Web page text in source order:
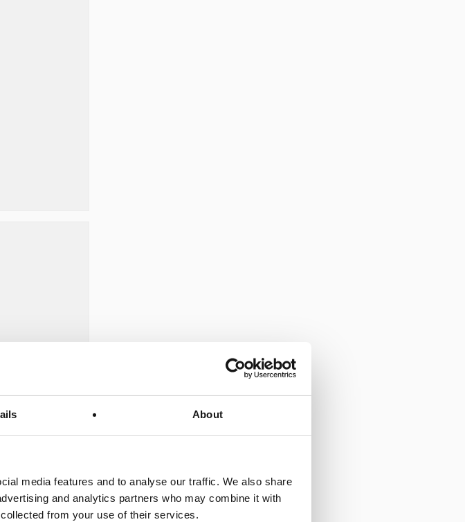
About
media features and to analyse our traffic. We also share
and analytics partners who may combine it with
from your use of their services.